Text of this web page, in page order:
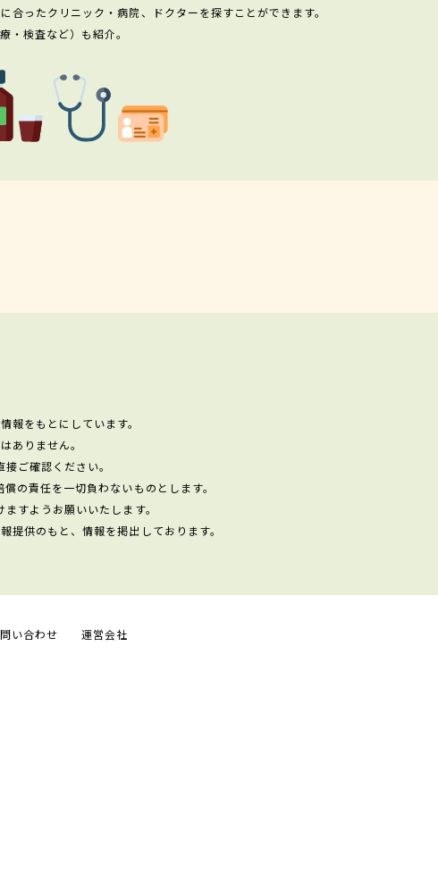
ったクリニック・病院、ドクターを探すことができます。
・検査など）も紹介。
報をもとにしています。
ありません。
ご確認ください。
の責任を一切負わないものとします。
すようお願いいたします。
供のもと、情報を掲出しております。
い合わせ 運営会社